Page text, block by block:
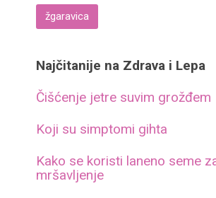
žgaravica
Najčitanije na Zdrava i Lepa
Čišćenje jetre suvim grožđem
Koji su simptomi gihta
Kako se koristi laneno seme
mršavljenje